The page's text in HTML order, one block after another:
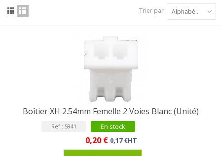
Trier par Alphabétique : A à Z
Boîtier XH 2.54mm Femelle 2 Voies Blanc (Unité)
Ref : 5941 En stock
0,20 € 0,17 €HT